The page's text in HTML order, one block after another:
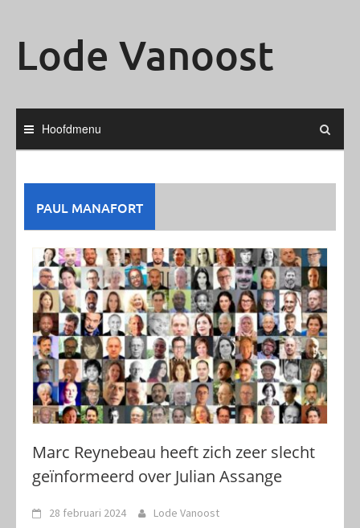
Lode Vanoost
Hoofdmenu
PAUL MANAFORT
Marc Reynebeau heeft zich zeer slecht
geïnformeerd over Julian Assange
28 februari 2024 Lode Vanoost